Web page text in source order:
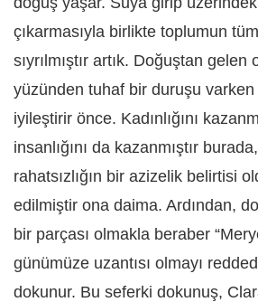
çıkarmasıyla birlikte toplumun
sıyrılmıştır artık. Doğuştan
yüzünden tuhaf bir duruşu
iyileştirir önce. Kadınlığını
insanlığını da kazanmıştır
rahatsızlığın bir azizelik belirtisi
edilmiştir ona daima. Ardından,
bir parçası olmakla beraber
günümüze uzantısı olmayı
dokunur. Bu seferki dokunuş,